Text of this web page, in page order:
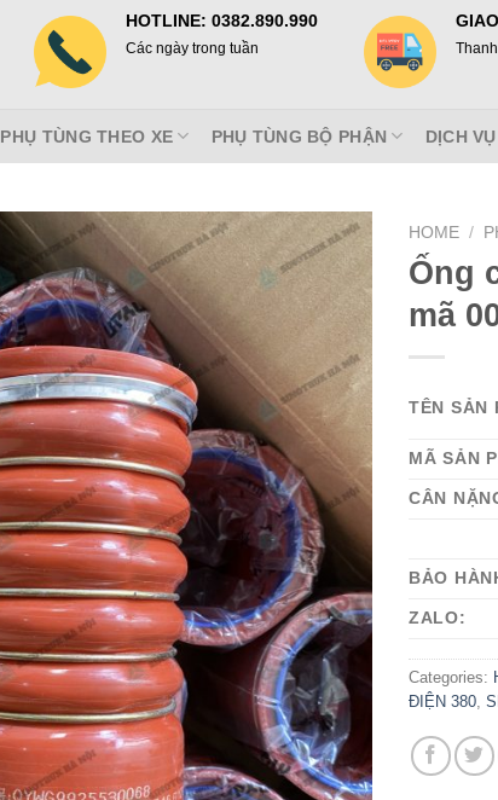
HOTLINE: 0382.890.990
Các ngày trong tuần
PHỤ TÙNG THEO XE PHỤ TÙNG BỘ PHẬN DỊCH
HOME /
Ống
mã
TÊN SẢN
MÃ SẢN
CÂN
BẢO
ZALO:
Categories:
ĐIỆN 380